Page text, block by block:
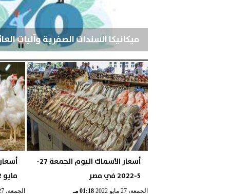
ميكانيكا السندات الصفرية وآليات
الأربعاء، 15 أبريل 2026 12:18 مـ
أسعار الأسماك اليوم الجمعة 27-
5-2022 في مصر
الجمعة، 27 مايو 2022 01:18 مـ
مايو 2022 في مصر
الجمعة، 27 مايو 2022